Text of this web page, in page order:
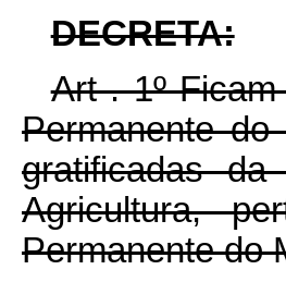
DECRETA:
Art . 1º
Permanente
gratificadas
Agricultura,
Permanente do